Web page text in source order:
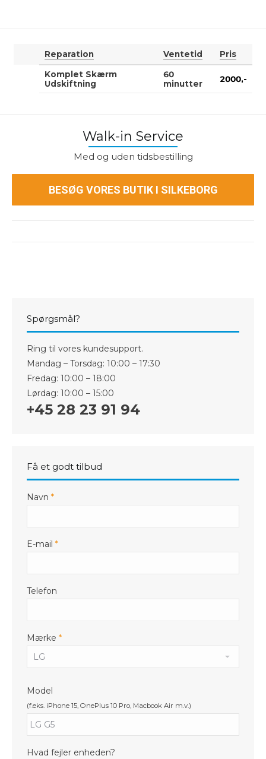
Reparation Ventetid Pris
Komplet Skærm
Udskiftning
60
minutter
2000,-
Walk-in Service
Med og uden tidsbestilling
BESØG VORES BUTIK I SILKEBORG
Spørgsmål?
Ring til vores kundesupport.
Mandag – Torsdag: 10:00 – 17:30
Fredag: 10:00 – 18:00
Lørdag: 10:00 – 15:00
+45 28 23 91 94
Få et godt tilbud
Navn *
E-mail *
Telefon
Mærke *
Model
(f.eks. iPhone 15, OnePlus 10 Pro, Macbook Air m.v.)
Hvad fejler enheden?